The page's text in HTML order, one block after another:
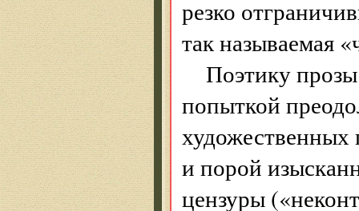
резко
так называемая
Поэтику
попыткой
художественных
и порой
цензуры